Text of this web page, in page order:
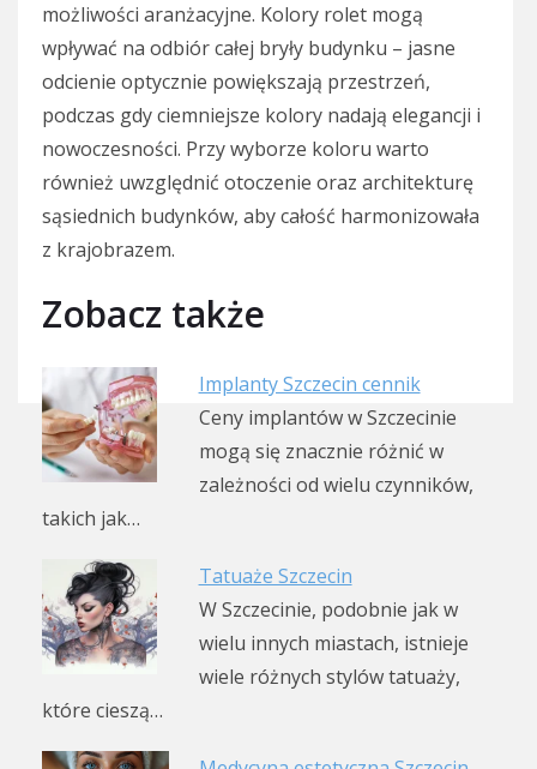
możliwości aranżacyjne. Kolory rolet mogą
wpływać na odbiór całej bryły budynku – jasne
odcienie optycznie powiększają przestrzeń,
podczas gdy ciemniejsze kolory nadają elegancji i
nowoczesności. Przy wyborze koloru warto
również uwzględnić otoczenie oraz architekturę
sąsiednich budynków, aby całość harmonizowała
z krajobrazem.
Zobacz także
Implanty Szczecin cennik
Ceny implantów w Szczecinie
mogą się znacznie różnić w
zależności od wielu czynników,
takich jak…
Tatuaże Szczecin
W Szczecinie, podobnie jak w
wielu innych miastach, istnieje
wiele różnych stylów tatuaży,
które cieszą…